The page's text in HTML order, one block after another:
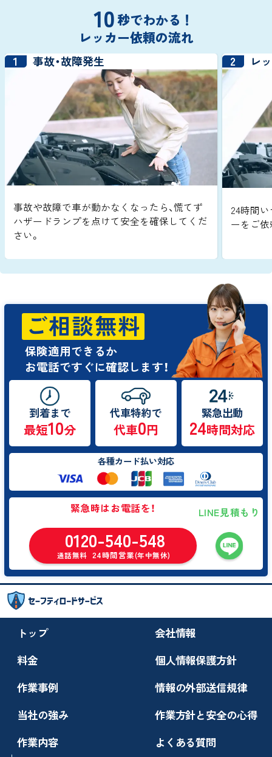
10秒でわかる！
レッカー依頼の流れ
1 事故・故障発生
事故や故障で車が動かなくなったら、慌てず
ハザードランプを点けて安全を確保してくだ
さい。
2 レ
24時間い
ーをご依
ご相談無料
保険適用できるか
お電話ですぐに確認します！
到着まで
最短10分
代車特約で
代車0円
緊急出動
24時間対応
各種カード払い対応
緊急時はお電話を！
0120-540-548
通話無料 24時間営業(年中無休)
LINE見積もり
トップ
料金
作業事例
当社の強み
作業内容
会社情報
個人情報保護方針
情報の外部送信規律
作業方針と安全の心得
よくある質問